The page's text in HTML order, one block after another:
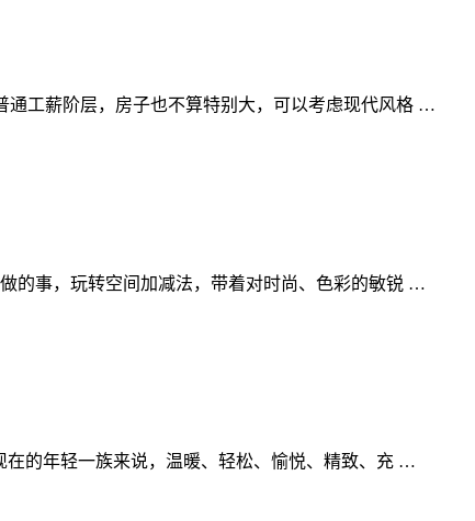
通工薪阶层，房子也不算特别大，可以考虑现代风格 …
的事，玩转空间加减法，带着对时尚、色彩的敏锐 …
在的年轻一族来说，温暖、轻松、愉悦、精致、充 …